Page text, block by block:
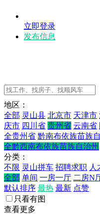
立即登录
发布信息
地区：
全部 灵山县 北京市 天津市
庆市 四川省 贵州省 云南省
全贵州省 黔南布依族苗族
全黔西南布依族苗族自治州
分类：
不限 灵山拼车 招聘求职 人
全部 单间 一房一厅 二房N
默认排序 最热 最新 点赞
只看有图
查看更多